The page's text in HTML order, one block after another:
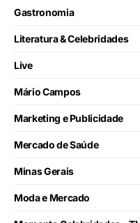
Gastronomia
Literatura & Celebridades
Live
Mário Campos
Marketing e Publicidade
Mercado de Saúde
Minas Gerais
Moda e Mercado